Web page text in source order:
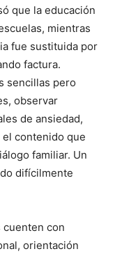
que la educación
mientras
fue sustituida por
factura.
sencillas pero
observar
de ansiedad,
contenido que
familiar. Un
difícilmente
cuenten con
orientación